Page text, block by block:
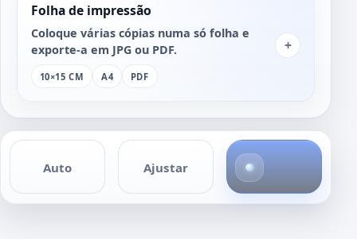
Folha de impressão
Coloque várias cópias numa só folha e
exporte-a em JPG ou PDF.
10×15 CM A4 PDF
+
Auto Ajustar
o
t